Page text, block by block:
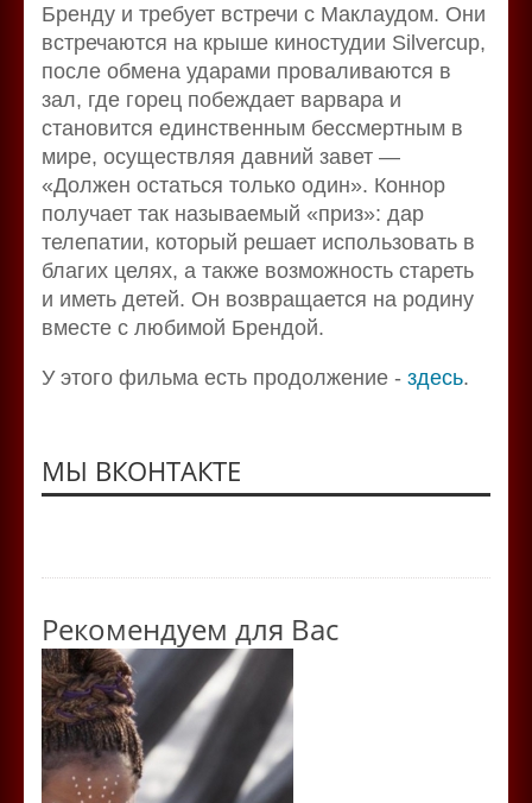
Бренду и требует встречи с Маклаудом. Они
встречаются на крыше киностудии Silvercup,
после обмена ударами проваливаются в
зал, где горец побеждает варвара и
становится единственным бессмертным в
мире, осуществляя давний завет —
«Должен остаться только один». Коннор
получает так называемый «приз»: дар
телепатии, который решает использовать в
благих целях, а также возможность стареть
и иметь детей. Он возвращается на родину
вместе с любимой Брендой.
У этого фильма есть продолжение - здесь.
МЫ ВКОНТАКТЕ
Рекомендуем для Вас